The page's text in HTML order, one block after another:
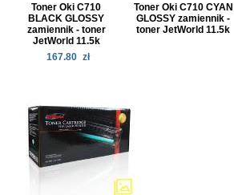
Toner Oki C710
BLACK GLOSSY
zamiennik - toner
JetWorld 11.5k
167.80 zł
Toner Oki C710 CYAN
GLOSSY zamiennik -
toner JetWorld 11.5k